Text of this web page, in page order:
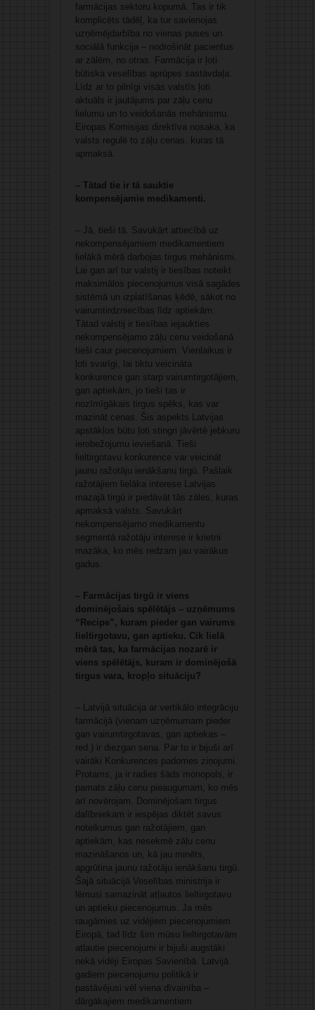
farmācijas sektoru kopumā. Tas ir tik
komplicēts tādēļ, ka tur savienojas
uzņēmējdarbība no vienas puses un
sociālā funkcija – nodrošināt pacientus
ar zālēm, no otras. Farmācija ir ļoti
būtiska veselības aprūpes sastāvdaļa.
Līdz ar to pilnīgi visās valstīs ļoti
aktuāls ir jautājums par zāļu cenu
lielumu un to veidošanās mehānismu.
Eiropas Komisijas direktīva nosaka, ka
valsts regulē to zāļu cenas, kuras tā
apmaksā.
– Tātad tie ir tā sauktie
kompensējamie medikamenti.
– Jā, tieši tā. Savukārt attiecībā uz
nekompensējamiem medikamentiem
lielākā mērā darbojas tirgus mehānismi.
Lai gan arī tur valstij ir tiesības noteikt
maksimālos piecenojumus visā sagādes
sistēmā un izplatīšanas ķēdē, sākot no
vairumtirdzniecības līdz aptiekām.
Tātad valstij ir tiesības iejaukties
nekompensējamo zāļu cenu veidošanā
tieši caur piecenojumiem. Vienlaikus ir
ļoti svarīgi, lai tiktu veicināta
konkurence gan starp vairumtirgotājiem,
gan aptiekām, jo tieši tas ir
nozīmīgākais tirgus spēks, kas var
mazināt cenas. Šis aspekts Latvijas
apstākļos būtu ļoti stingri jāvērtē jebkuru
ierobežojumu ieviešanā. Tieši
lieltirgotavu konkurence var veicināt
jaunu ražotāju ienākšanu tirgū. Pašlaik
ražotājiem lielāka interese Latvijas
mazajā tirgū ir piedāvāt tās zāles, kuras
apmaksā valsts. Savukārt
nekompensējamo medikamentu
segmentā ražotāju interese ir krietni
mazāka, ko mēs redzam jau vairākus
gadus.
– Farmācijas tirgū ir viens
dominējošais spēlētājs – uzņēmums
“Recipe”, kuram pieder gan vairums
lieltirgotavu, gan aptieku. Cik lielā
mērā tas, ka farmācijas nozarē ir
viens spēlētājs, kuram ir dominējošā
tirgus vara, kropļo situāciju?
– Latvijā situācija ar vertikālo integrāciju
farmācijā (vienam uzņēmumam pieder
gan vairumtirgotavas, gan aptiekas –
red.) ir diezgan sena. Par to ir bijuši arī
vairāki Konkurences padomes ziņojumi.
Protams, ja ir radies šāds monopols, ir
pamats zāļu cenu pieaugumam, ko mēs
arī novērojam. Dominējošam tirgus
dalībniekam ir iespējas diktēt savus
noteikumus gan ražotājiem, gan
aptiekām, kas nesekmē zāļu cenu
mazināšanos un, kā jau minēts,
apgrūtina jaunu ražotāju ienākšanu tirgū.
Šajā situācijā Veselības ministrija ir
lēmusi samazināt atļautos lieltirgotavu
un aptieku piecenojumus. Ja mēs
raugāmies uz vidējiem piecenojumiem
Eiropā, tad līdz šim mūsu lieltirgotavām
atļautie piecenojumi ir bijuši augstāki
nekā vidēji Eiropas Savienībā. Latvijā
gadiem piecenojumu politikā ir
pastāvējusi vēl viena dīvainība –
dārgākajiem medikamentiem